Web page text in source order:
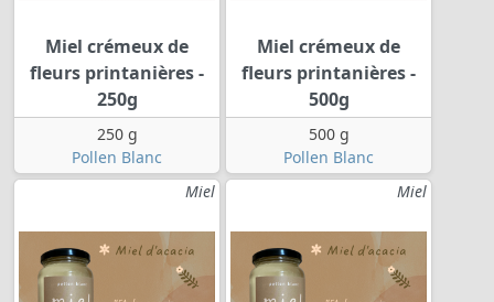
Miel crémeux de
fleurs printanières -
250g
250 g
Pollen Blanc
Miel crémeux de
fleurs printanières -
500g
500 g
Pollen Blanc
Miel
Miel